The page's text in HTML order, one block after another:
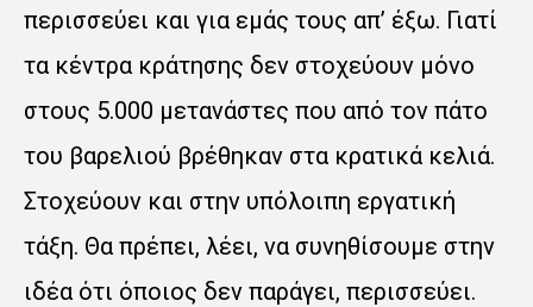
περισσεύει και για εμάς τους απ’ έξω. Γιατί
τα κέντρα κράτησης δεν στοχεύουν μόνο
στους 5.000 μετανάστες που από τον πάτο
του βαρελιού βρέθηκαν στα κρατικά κελιά.
Στοχεύουν και στην υπόλοιπη εργατική
τάξη. Θα πρέπει, λέει, να συνηθίσουμε στην
ιδέα ότι όποιος δεν παράγει, περισσεύει.